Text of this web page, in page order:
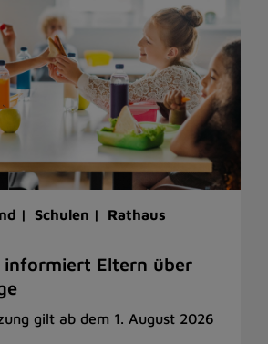
| Schulen | Rathaus
informiert Eltern über
gilt ab dem 1. August 2026